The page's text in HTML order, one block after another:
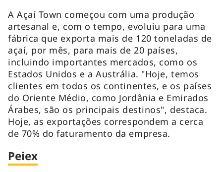
A Açaí Town começou com uma produção
artesanal e, com o tempo, evoluiu para uma
fábrica que exporta mais de 120 toneladas de
açaí, por mês, para mais de 20 países,
incluindo importantes mercados, como os
Estados Unidos e a Austrália. "Hoje, temos
clientes em todos os continentes, e os países
do Oriente Médio, como Jordânia e Emirados
Árabes, são os principais destinos", destaca.
Hoje, as exportações correspondem a cerca
de 70% do faturamento da empresa.
Peiex